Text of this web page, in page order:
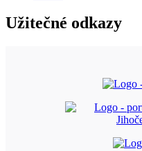
Užitečné odkazy